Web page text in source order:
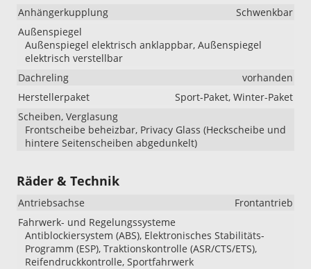
Anhängerkupplung
Schwenkbar
Außenspiegel
Außenspiegel elektrisch anklappbar, Außenspiegel
elektrisch verstellbar
Dachreling
vorhanden
Herstellerpaket
Sport-Paket, Winter-Paket
Scheiben, Verglasung
Frontscheibe beheizbar, Privacy Glass (Heckscheibe und
hintere Seitenscheiben abgedunkelt)
Räder & Technik
Antriebsachse
Frontantrieb
Fahrwerk- und Regelungssysteme
Antiblockiersystem (ABS), Elektronisches Stabilitäts-
Programm (ESP), Traktionskontrolle (ASR/CTS/ETS),
Reifendruckkontrolle, Sportfahrwerk